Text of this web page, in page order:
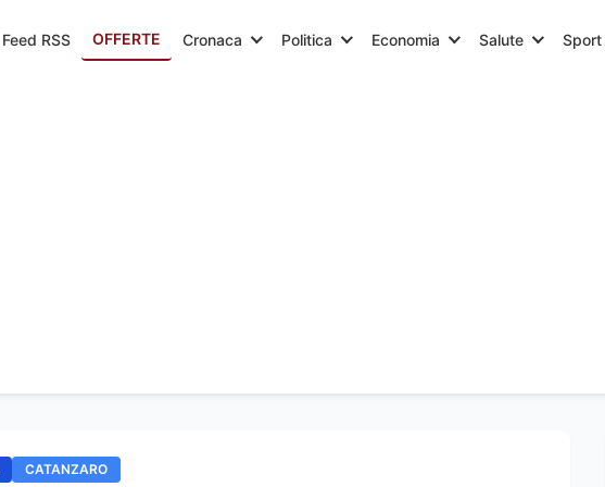
Feed RSS OFFERTE Cronaca Politica Economia Salute Sport
CATANZARO